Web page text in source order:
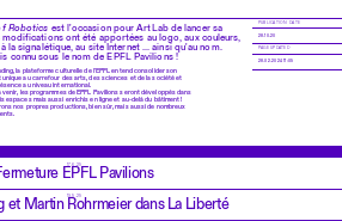
Robotics est l'occasion pour ArtLab de lancer sa
ont été apportées au logo, aux couleurs,
la signalétique, au site Internet ... ainsi qu'au nom.
connu sous le nom de EPFL Pavilions !
la plateforme culturelle de l'EPFL entend consolider son
unique au carrefour des arts, des sciences et de la société et
au niveau international.
venir, les programmes de EPFL Pavilions seront développés dans
espaces mais aussi enrichis en ligne et au-delà du bâtiment !
nos propres productions, bien sûr, mais aussi de nombreux
PUBLICATION DATE
28.10.20
PAGE UPDATED
28.02.2024 11:05
17.6.25
EPFL Pavilions
19.5.25
et Martin Rohrmeier dans La Liberté